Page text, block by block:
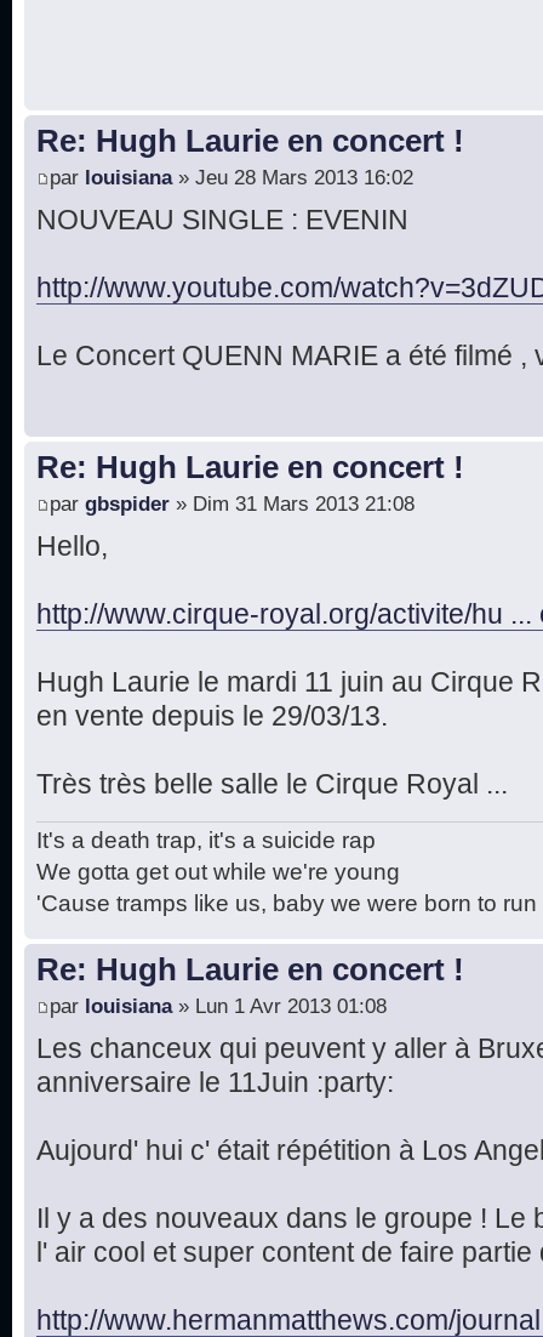
Re: Hugh Laurie en concert !
par louisiana» Jeu 28 Mars 2013 16:02
NOUVEAU SINGLE : EVENIN
http://www.youtube.com/
Le Concert QUENN MARIE a été filmé ,
Re: Hugh Laurie en concert !
par gbspider » Dim 31 Mars 2013 21:08
Hello,
http://www.cirque-royal.org/activite/hu ...
Hugh Laurie le mardi 11 juin au Cirque
en vente depuis le 29/03/13.
Très très belle salle le Cirque Royal ...
It's a death trap, it's a suicide rap
We gotta get out while we're young
'Cause tramps like us, baby we were born to run
Re: Hugh Laurie en concert !
par louisiana» Lun 1 Avr 2013 01:08
Les chanceux qui peuvent y aller à
anniversaire le 11Juin :party:
Aujourd' hui c' était répétition à Los
Il y a des nouveaux dans le groupe ! Le
l' air cool et super content de faire
http://www.hermanmatthews.com/